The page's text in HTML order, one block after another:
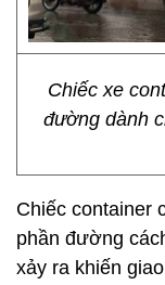
Chiếc xe
đường dành
Chiếc container
phần đường
xảy ra khiến